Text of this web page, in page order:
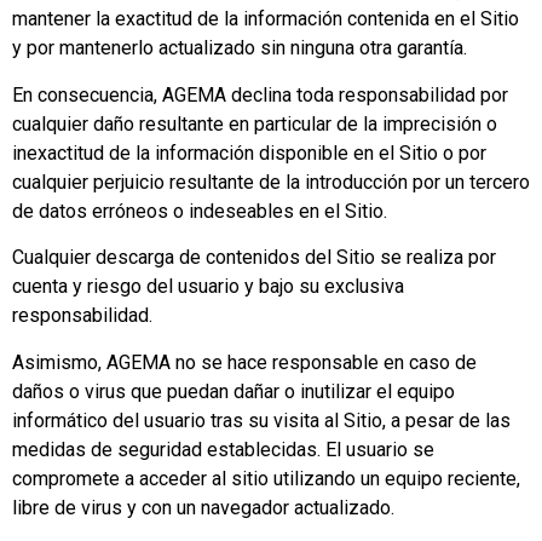
mantener la exactitud de la información contenida en el Sitio
y por mantenerlo actualizado sin ninguna otra garantía.
En consecuencia, AGEMA declina toda responsabilidad por
cualquier daño resultante en particular de la imprecisión o
inexactitud de la información disponible en el Sitio o por
cualquier perjuicio resultante de la introducción por un tercero
de datos erróneos o indeseables en el Sitio.
Cualquier descarga de contenidos del Sitio se realiza por
cuenta y riesgo del usuario y bajo su exclusiva
responsabilidad.
Asimismo, AGEMA no se hace responsable en caso de
daños o virus que puedan dañar o inutilizar el equipo
informático del usuario tras su visita al Sitio, a pesar de las
medidas de seguridad establecidas. El usuario se
compromete a acceder al sitio utilizando un equipo reciente,
libre de virus y con un navegador actualizado.